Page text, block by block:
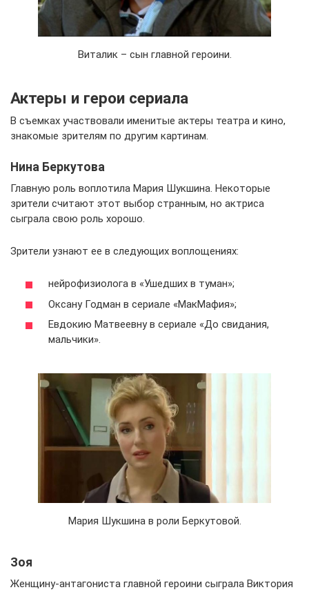
Виталик – сын главной героини.
Актеры и герои сериала
В съемках участвовали именитые актеры театра и кино,
знакомые зрителям по другим картинам.
Нина Беркутова
Главную роль воплотила Мария Шукшина. Некоторые
зрители считают этот выбор странным, но актриса
сыграла свою роль хорошо.
Зрители узнают ее в следующих воплощениях:
нейрофизиолога в «Ушедших в туман»;
Оксану Годман в сериале «МакМафия»;
Евдокию Матвеевну в сериале «До свидания,
мальчики».
Мария Шукшина в роли Беркутовой.
Зоя
Женщину-антагониста главной героини сыграла Виктория